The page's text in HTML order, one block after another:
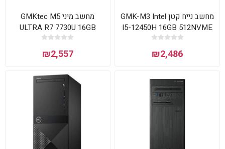
מחשב נייח קטן GMK-M3 Intel
I5-12450H 16GB 512NVME
WIN11 Pro
₪2,486
מחשב מיני GMKtec M5
ULTRA R7 7730U 16GB
512NVME WIN11PRO
₪2,557